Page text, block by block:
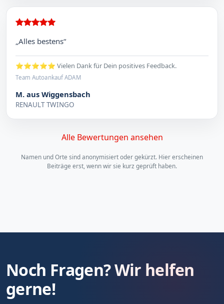
„Alles bestens“
⭐⭐⭐⭐⭐ Vielen Dank für Dein positives Feedback.
Team Autoankauf ADAM
M. aus Wiggensbach
RENAULT TWINGO
Alle Bewertungen ansehen
Namen und Orte sind anonymisiert oder gekürzt. Hier erscheinen
Beiträge erst, wenn wir sie kurz geprüft haben.
Noch Fragen? Wir helfen
gerne!